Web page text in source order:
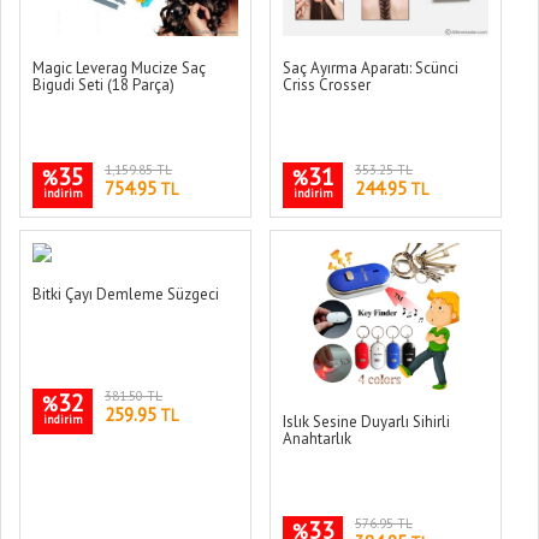
Magic Leverag Mucize Saç
Bigudi Seti (18 Parça)
%35
indirim
1,159.85 TL
754.95 TL
Saç Ayırma Aparatı: Scünci
Criss Crosser
%31
indirim
353.25 TL
244.95 TL
Bitki Çayı Demleme Süzgeci
%32
indirim
381.50 TL
259.95 TL
Islık Sesine Duyarlı Sihirli
Anahtarlık
%33 576.95 TL